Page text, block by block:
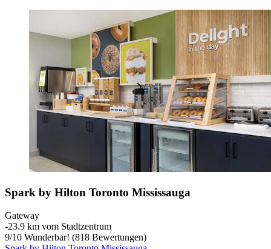
Spark by Hilton Toronto Mississauga
Gateway
‐23.9 km vom Stadtzentrum
9/10 Wunderbar! (818 Bewertungen)